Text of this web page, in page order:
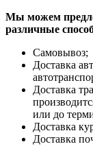
Мы можем
различные
Самовывоз;
Доставка
Доставка
или до
Доставка
Доставка